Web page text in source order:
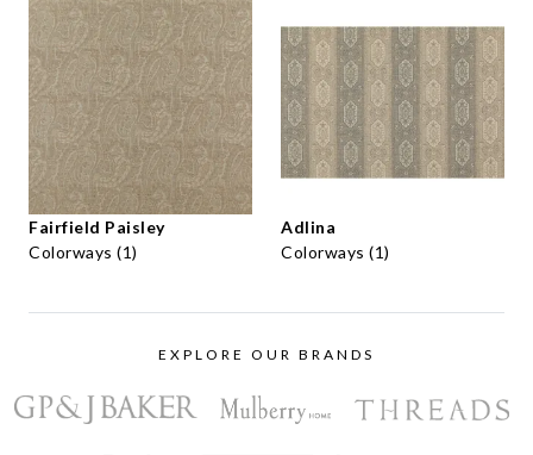
Fairfield Paisley
Colorways (1)
Adlina
Colorways (1)
EXPLORE OUR BRANDS